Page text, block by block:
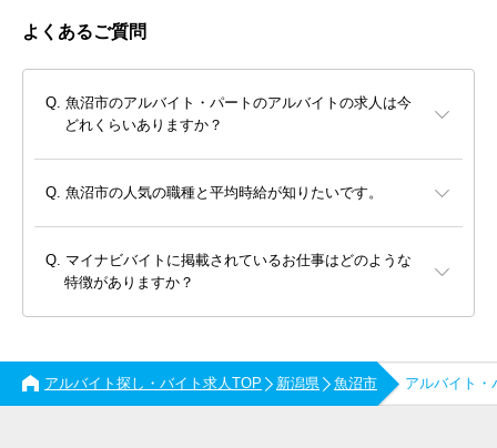
よくあるご質問
魚沼市のアルバイト・パートのアルバイトの求人は今
どれくらいありますか？
魚沼市の人気の職種と平均時給が知りたいです。
マイナビバイトに掲載されているお仕事はどのような
特徴がありますか？
アルバイト探し・バイト求人TOP 新潟県 魚沼市 アルバイト・